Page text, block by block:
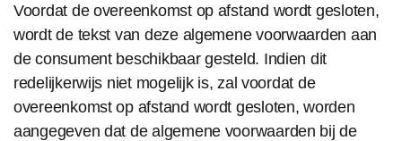
Voordat de overeenkomst op afstand wordt gesloten,
wordt de tekst van deze algemene voorwaarden aan
de consument beschikbaar gesteld. Indien dit
redelijkerwijs niet mogelijk is, zal voordat de
overeenkomst op afstand wordt gesloten, worden
aangegeven dat de algemene voorwaarden bij de